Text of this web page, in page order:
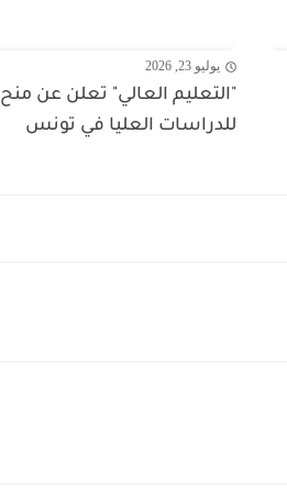
يوليو 23, 2026
"التعليم العالي" تعلن عن منح
للدراسات العليا في تونس